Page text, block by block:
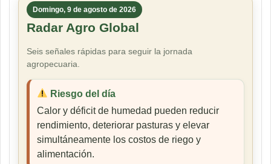
Domingo, 9 de agosto de 2026
Radar Agro Global
Seis señales rápidas para seguir la jornada
agropecuaria.
Riesgo del día
Calor y déficit de humedad pueden reducir
rendimiento, deteriorar pasturas y elevar
simultáneamente los costos de riego y
alimentación.